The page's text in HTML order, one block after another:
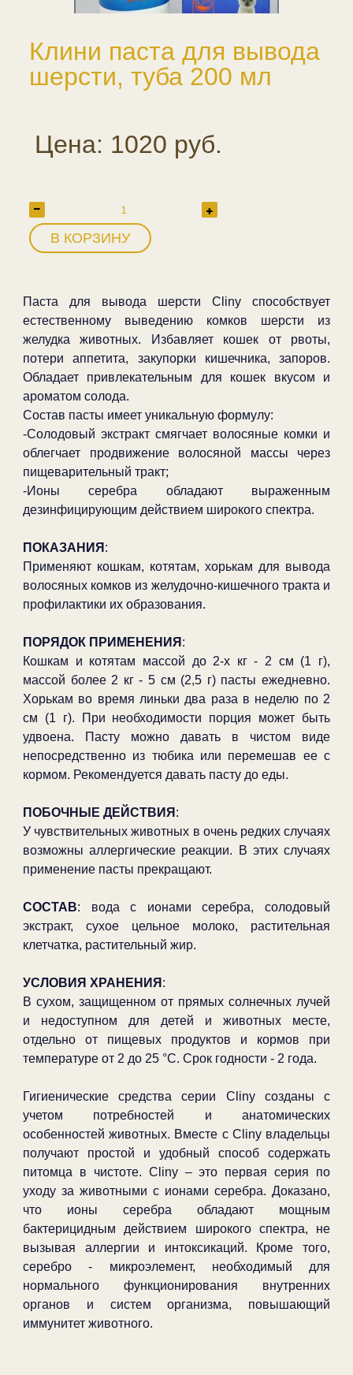
Клини паста для вывода
шерсти, туба 200 мл
Цена: 1020 руб.
В КОРЗИНУ
Паста для вывода шерсти Cliny способствует
естественному выведению комков шерсти из
желудка животных. Избавляет кошек от рвоты,
потери аппетита, закупорки кишечника, запоров.
Обладает привлекательным для кошек вкусом и
ароматом солода.
Состав пасты имеет уникальную формулу:
-Солодовый экстракт смягчает волосяные комки и
облегчает продвижение волосяной массы через
пищеварительный тракт;
-Ионы серебра обладают выраженным
дезинфицирующим действием широкого спектра.
ПОКАЗАНИЯ :
Применяют кошкам, котятам, хорькам для вывода
волосяных комков из желудочно-кишечного тракта и
профилактики их образования.
ПОРЯДОК ПРИМЕНЕНИЯ :
Кошкам и котятам массой до 2-х кг - 2 см (1 г),
массой более 2 кг - 5 см (2,5 г) пасты ежедневно.
Хорькам во время линьки два раза в неделю по 2
см (1 г). При необходимости порция может быть
удвоена. Пасту можно давать в чистом виде
непосредственно из тюбика или перемешав ее с
кормом. Рекомендуется давать пасту до еды.
ПОБОЧНЫЕ ДЕЙСТВИЯ :
У чувствительных животных в очень редких случаях
возможны аллергические реакции. В этих случаях
применение пасты прекращают.
СОСТАВ: вода с ионами серебра, солодовый
экстракт, сухое цельное молоко, растительная
клетчатка, растительный жир.
УСЛОВИЯ ХРАНЕНИЯ :
В сухом, защищенном от прямых солнечных лучей
и недоступном для детей и животных месте,
отдельно от пищевых продуктов и кормов при
температуре от 2 до 25 °C. Срок годности - 2 года.
Гигиенические средства серии Cliny созданы с
учетом потребностей и анатомических
особенностей животных. Вместе с Cliny владельцы
получают простой и удобный способ содержать
питомца в чистоте. Cliny – это первая серия по
уходу за животными с ионами серебра. Доказано,
что ионы серебра обладают мощным
бактерицидным действием широкого спектра, не
вызывая аллергии и интоксикаций. Кроме того,
серебро - микроэлемент, необходимый для
нормального функционирования внутренних
органов и систем организма, повышающий
иммунитет животного.